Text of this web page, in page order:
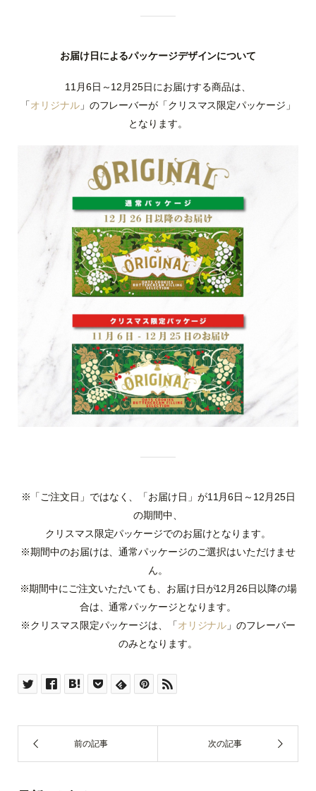
お届け日によるパッケージデザインについて
11月6日～12月25日にお届けする商品は、
「オリジナル」のフレーバーが「クリスマス限定パッケージ」
となります。
※「ご注文日」ではなく、「お届け日」が11月6日～12月25日
の期間中、
クリスマス限定パッケージでのお届けとなります。
※期間中のお届けは、通常パッケージのご選択はいただけませ
ん。
※期間中にご注文いただいても、お届け日が12月26日以降の場
合は、通常パッケージとなります。
※クリスマス限定パッケージは、「オリジナル 」のフレーバー
のみとなります。